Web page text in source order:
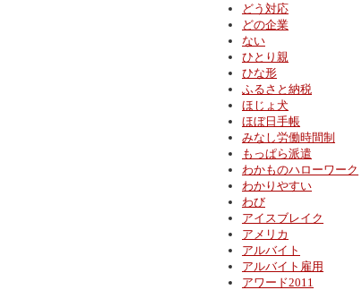
どう対応
どの企業
ない
ひとり親
ひな形
ふるさと納税
ほじょ犬
ほぼ日手帳
みなし労働時間制
もっぱら派遣
わかものハローワーク
わかりやすい
わび
アイスブレイク
アメリカ
アルバイト
アルバイト雇用
アワード2011